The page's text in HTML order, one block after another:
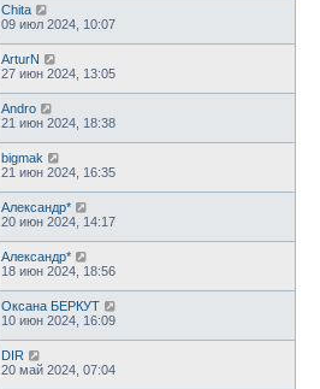
Chita
09 июл 2024, 10:07
ArturN
27 июн 2024, 13:05
Andro
21 июн 2024, 18:38
bigmak
21 июн 2024, 16:35
Александр*
20 июн 2024, 14:17
Александр*
18 июн 2024, 18:56
Оксана БЕРКУТ
10 июн 2024, 16:09
DIR
20 май 2024, 07:04